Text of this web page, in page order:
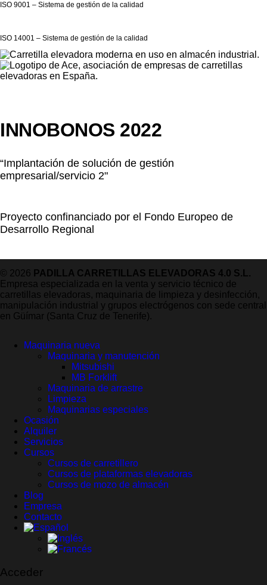
ISO 9001 – Sistema de gestión de la calidad
ISO 14001 – Sistema de gestión de la calidad
INNOBONOS 2022
“Implantación de solución de gestión
empresarial/servicio 2"
Proyecto confinanciado por el Fondo Europeo de
Desarrollo Regional
© 2026 PADILLA CARRETILLAS ELEVADORAS 4.0 S.L.
Empresa especializada en la venta y servicio técnico de
carretillas elevadoras, maquinaria de limpieza y desinfección,
manipulación industrial y grupos electrógenos con sede central
en Güímar (Santa Cruz de Tenerife).
Maquinaria nueva
Maquinaria y manutención
Mitsubishi
MB Forklift
Maquinaria de arrastre
Limpieza
Maquinarias especiales
Ocasión
Alquiler
Servicios
Cursos
Cursos de carretillero
Cursos de plataformas elevadoras
Cursos de mozo de almacén
Blog
Empresa
Contacto
Acceder